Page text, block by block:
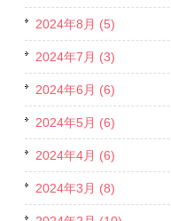
2024年8月 (5)
2024年7月 (3)
2024年6月 (6)
2024年5月 (6)
2024年4月 (6)
2024年3月 (8)